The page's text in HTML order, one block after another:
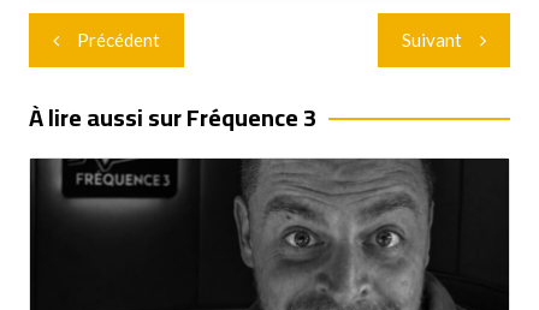
Navigation
de
l’article
Précédent Suivant
À lire aussi sur Fréquence 3